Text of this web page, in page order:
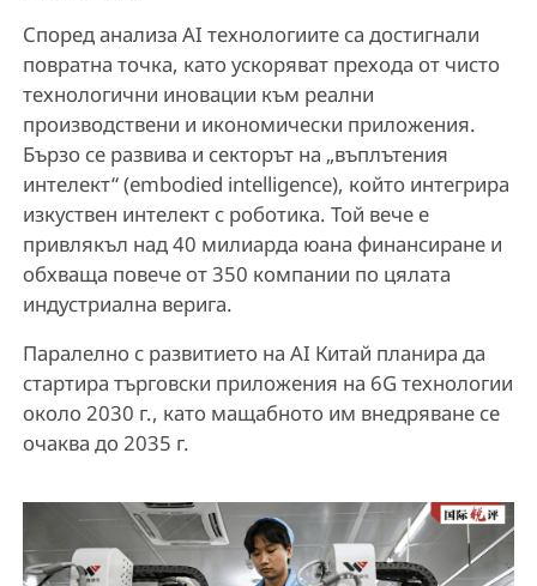
Според анализа AI технологиите са достигнали
повратна точка, като ускоряват прехода от чисто
технологични иновации към реални
производствени и икономически приложения.
Бързо се развива и секторът на „въплътения
интелект“ (embodied intelligence), който интегрира
изкуствен интелект с роботика. Той вече е
привлякъл над 40 милиарда юана финансиране и
обхваща повече от 350 компании по цялата
индустриална верига.
Паралелно с развитието на AI Китай планира да
стартира търговски приложения на 6G технологии
около 2030 г., като мащабното им внедряване се
очаква до 2035 г.